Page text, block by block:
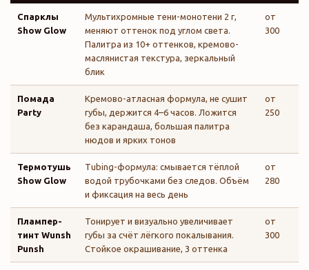
Спарклы
Show Glow
Мультихромные тени-монотени 2 г,
меняют оттенок под углом света.
Палитра из 10+ оттенков, кремово-
маслянистая текстура, зеркальный
блик
от
300
Помада
Party
Кремово-атласная формула, не сушит
губы, держится 4–6 часов. Ложится
без карандаша, большая палитра
нюдов и ярких тонов
от
250
Термотушь
Show Glow
Tubing-формула: смывается тёплой
водой трубочками без следов. Объём
и фиксация на весь день
от
280
Плампер-
тинт Wunsh
Punsh
Тонирует и визуально увеличивает
губы за счёт лёгкого покалывания.
Стойкое окрашивание, 3 оттенка
от
300